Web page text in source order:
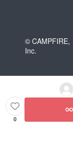
© CAMPFIRE,
Inc.
0